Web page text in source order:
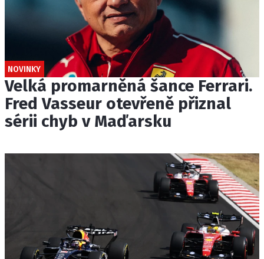
NOVINKY
Velká promarněná šance Ferrari.
Fred Vasseur otevřeně přiznal
sérii chyb v Maďarsku